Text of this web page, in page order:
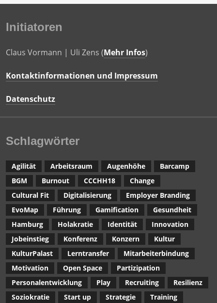
Initiatoren
Claus Vormann | Uli Zens (Mehr Infos)
Kontaktinformationen und Impressum
Datenschutz
Schlagwörter
Agilität Arbeitsraum Augenhöhe
Barcamp
BGM
Burnout CCCHH18
Change
Cultural Fit
Digitalisierung
Employer Branding
EvoMap
Führung Gamification
Gesundheit
Hamburg
Holakratie Identität
Innovation
Jobeinstieg
Konferenz Konzern
Kultur
KulturPalast
Lerntransfer
Mitarbeiterbindung
Motivation
Open Space
Partizipation
Personalentwicklung
Play Recruiting
Resilienz
Soziokratie
Start up Strategie Training